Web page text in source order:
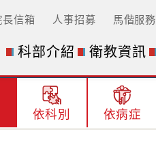
長信箱 人事招募 馬偕服務
科部介紹 衛教資訊
依科別 依病症